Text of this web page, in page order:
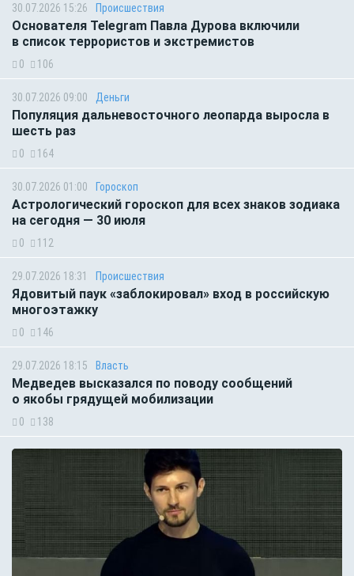
30.07.2026 15:26 Происшествия
Основателя Telegram Павла Дурова включили
в список террористов и экстремистов
0 106
30.07.2026 09:00 Деньги
Популяция дальневосточного леопарда выросла в
шесть раз
0 164
30.07.2026 01:00 Гороскоп
Астрологический гороскоп для всех знаков зодиака
на сегодня — 30 июля
0 112
29.07.2026 18:31 Происшествия
Ядовитый паук «заблокировал» вход в российскую
многоэтажку
0 146
29.07.2026 18:15 Власть
Медведев высказался по поводу сообщений
о якобы грядущей мобилизации
0 138